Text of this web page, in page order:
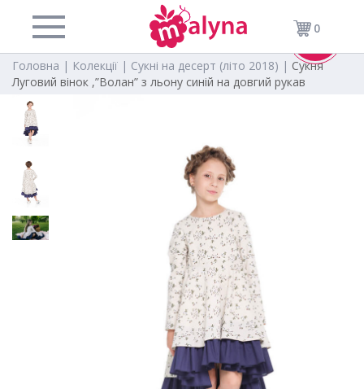
0
Головна | Колекції | Сукні на десерт (літо 2018) | Сукня
Луговий вінок ,”Волан” з льону синій на довгий рукав
-40%